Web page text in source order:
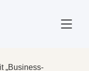
„Business-